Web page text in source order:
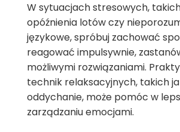
W sytuacjach stresowych,
opóźnienia lotów czy
językowe, spróbuj zachować
reagować impulsywnie,
możliwymi rozwiązaniami.
technik relaksacyjnych, takich
oddychanie, może pomóc w
zarządzaniu emocjami.